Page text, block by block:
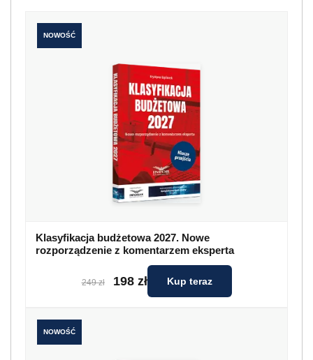
NOWOŚĆ
Klasyfikacja budżetowa 2027. Nowe
rozporządzenie z komentarzem eksperta
249 zł 198 zł Kup teraz
NOWOŚĆ